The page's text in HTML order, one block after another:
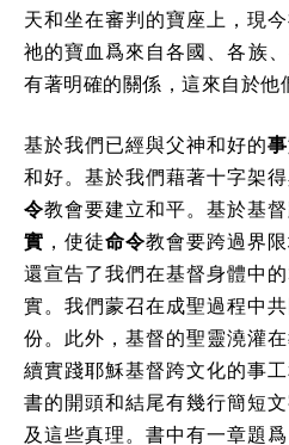
天和坐在審判的寶座上，現
祂的寶血爲來自各國、各族
有著明確的關係，這來自於他
基於我們已經與父神和好的
和好。基於我們藉著十字架
令教會要建立和平。基於基
實 ，使徒命令教會要跨過界
還宣告了我們在基督身體中
實。我們蒙召在成聖過程中
份。此外，基督的聖靈澆灌
續實踐耶穌基督跨文化的事
書的開頭和結尾有幾行簡短
及這些真理。書中有一章題